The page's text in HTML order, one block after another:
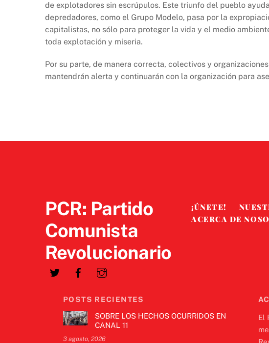
de explotadores sin escrúpulos. Este triunfo del pueblo
depredadores, como el Grupo Modelo, pasa por la
capitalistas, no sólo para proteger la vida y el medio
toda explotación y miseria.
Por su parte, de manera correcta, colectivos y
mantendrán alerta y continuarán con la organización para
PCR: Partido
Comunista
Revolucionario
¡ÚNETE!
ACERCA DE
POSTS RECIENTES
SOBRE LOS HECHOS OCURRIDOS EN
CANAL 11
3 agosto, 2026
El